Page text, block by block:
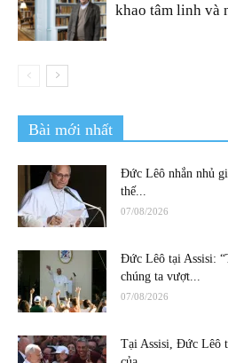
khao tâm linh và
Bài mới nhất
Đức Lêô nhắn nhủ
thế...
07/08/2026
Đức Lêô tại Assisi:
chúng ta vượt...
07/08/2026
Tại Assisi, Đức Lêô